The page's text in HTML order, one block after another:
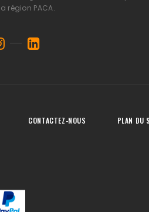
région PACA.
CONTACTEZ-NOUS PLAN DU